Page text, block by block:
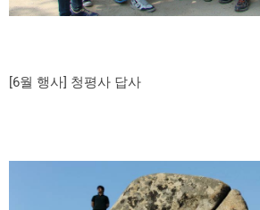
[6월 행사] 청평사 답사